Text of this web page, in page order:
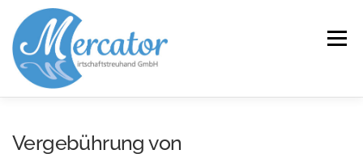
Inhalt
springen
Menü
Vergebührung von